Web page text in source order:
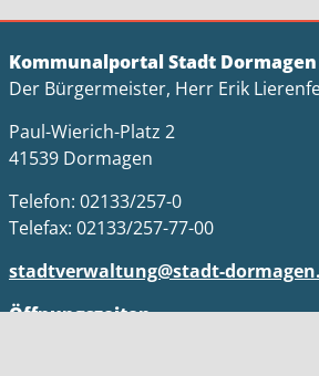
Kommunalportal Stadt Dormagen
Der Bürgermeister, Herr Erik
Paul-Wierich-Platz 2
41539 Dormagen
Telefon: 02133/257-0
Telefax: 02133/257-77-00
stadtverwaltung@stadt-
Öffnungszeiten